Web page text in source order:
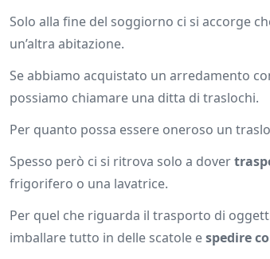
Solo alla fine del soggiorno ci si accorge
un’altra abitazione.
Se abbiamo acquistato un arredamento
possiamo chiamare una ditta di traslochi.
Per quanto possa essere oneroso un
Spesso però ci si ritrova solo a dover
frigorifero o una lavatrice.
Per quel che riguarda il trasporto di
imballare tutto in delle scatole espedire